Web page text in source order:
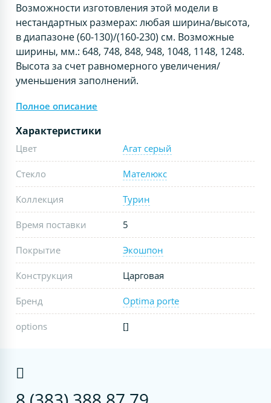
Возможности изготовления этой модели в
нестандартных размерах: любая ширина/высота,
в диапазоне (60-130)/(160-230) см. Возможные
ширины, мм.: 648, 748, 848, 948, 1048, 1148, 1248.
Высота за счет равномерного увеличения/
уменьшения заполнений.
Полное описание
Характеристики
Цвет Агат серый
Стекло Мателюкс
Коллекция Турин
Время поставки 5
Покрытие Экошпон
Конструкция Царговая
Бренд Optima porte
options []